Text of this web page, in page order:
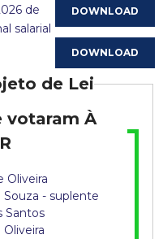
de
salarial
de Lei
votaram À
Oliveira
- suplente
Santos